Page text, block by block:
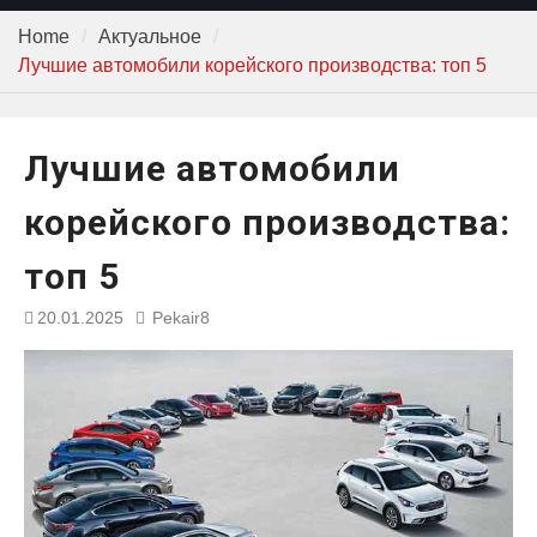
Home
Актуальное
Лучшие автомобили корейского производства: топ 5
Лучшие автомобили
корейского производства:
топ 5
20.01.2025 Pekair8